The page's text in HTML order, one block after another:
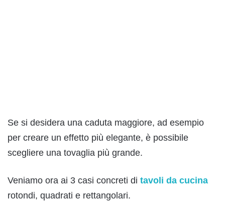
Se si desidera una caduta maggiore, ad esempio
per creare un effetto più elegante, è possibile
scegliere una tovaglia più grande.
Veniamo ora ai 3 casi concreti di tavoli da cucina
rotondi, quadrati e rettangolari.